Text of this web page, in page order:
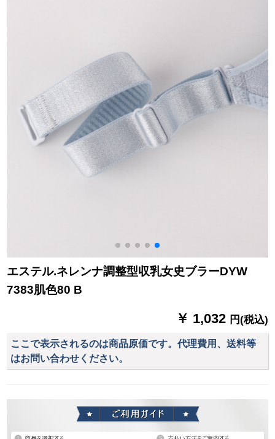
エステル.ネレンナ調整型収乳女史ブラーDYW
7383肌色80 B
￥ 1,032 円(税込)
ここで表示されるのは商品原価です。代理費用、送料等
はお問い合わせください。